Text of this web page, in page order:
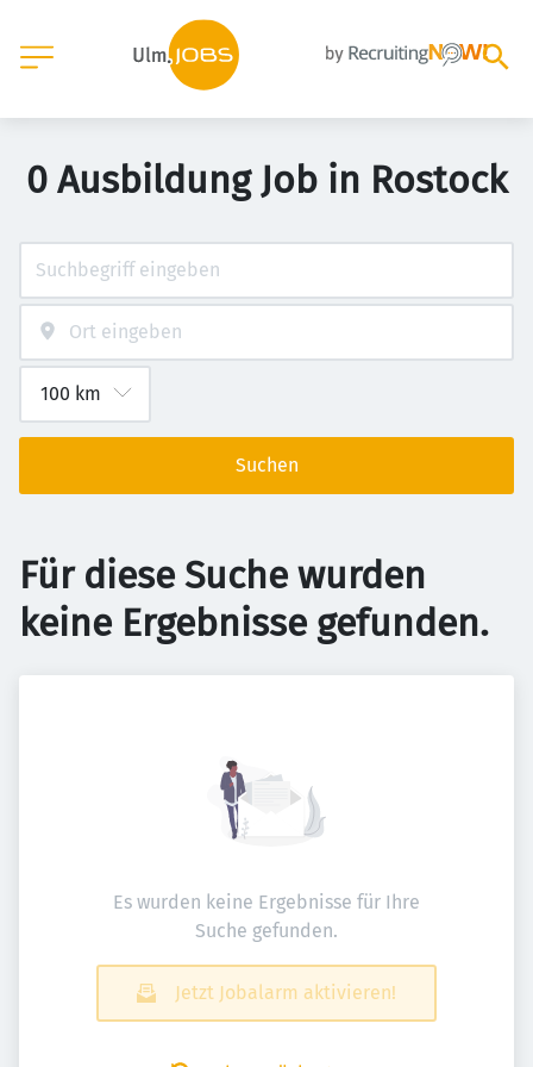
0 Ausbildung Job in Rostock
Suchen
Für diese Suche wurden
keine Ergebnisse gefunden.
Es wurden keine Ergebnisse für Ihre
Suche gefunden.
Jetzt Jobalarm aktivieren!